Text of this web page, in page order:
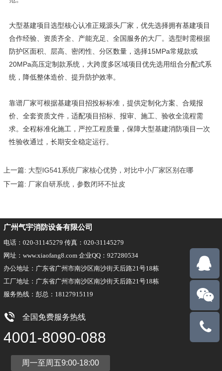
大型基建项目选型核心认准正规源头厂家，优先选择拥有基建项目
合作经验、资质齐全、产能充足、全国服务的大厂。选型时需根据
防护区面积、层高、密闭性、分区数量，选择15MPa常规款或
20MPa高压定制款系统，大跨度多区域项目优先选用组合分配式系
统，降低整体造价、提升防护效率。
靠谱厂家可根据基建项目招投标标准，提供定制化方案、合规报
价、全套资质文件，适配项目招标、报审、施工、验收全流程需
求。全程标准化施工，严控工程质量，保障大型基建消防项目一次
性验收通过，长期安全稳定运行。
上一篇: 大型IG541系统厂家核心优势，对比中小厂家区别在哪
下一篇: 厂家自研系统，参数闭环不扯皮
广州气宇消防设备有限公司
电话：020-31145279 传真：020-31145279
网址：www.xiaofang8.com 企业QQ：927280534
办公地址：广东省广州市南沙区南沙街天后路21号18栋
工厂地址：广东省广州市南沙区南沙街天后路21号18栋
服务热线：彭总：18127915119
全国免费服务热线
4001-8090-088
周一至周五9:00-18:00